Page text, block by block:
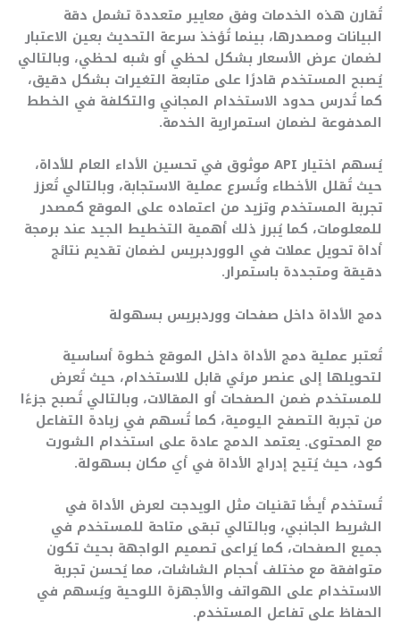
تُقارن هذه الخدمات وفق معايير متعددة تشمل دقة
البيانات ومصدرها، بينما تُؤخذ سرعة التحديث بعين الاعتبار
لضمان عرض الأسعار بشكل لحظي أو شبه لحظي، وبالتالي
يُصبح المستخدم قادرًا على متابعة التغيرات بشكل دقيق،
كما تُدرس حدود الاستخدام المجاني والتكلفة في الخطط
المدفوعة لضمان استمرارية الخدمة.
يُسهم اختيار API موثوق في تحسين الأداء العام للأداة،
حيث تُقلل الأخطاء وتُسرع عملية الاستجابة، وبالتالي تُعزز
تجربة المستخدم وتزيد من اعتماده على الموقع كمصدر
للمعلومات، كما يُبرز ذلك أهمية التخطيط الجيد عند برمجة
أداة تحويل عملات في الووردبريس لضمان تقديم نتائج
دقيقة ومتجددة باستمرار.
دمج الأداة داخل صفحات ووردبريس بسهولة
تُعتبر عملية دمج الأداة داخل الموقع خطوة أساسية
لتحويلها إلى عنصر مرئي قابل للاستخدام، حيث تُعرض
للمستخدم ضمن الصفحات أو المقالات، وبالتالي تُصبح جزءًا
من تجربة التصفح اليومية، كما تُسهم في زيادة التفاعل
مع المحتوى. يعتمد الدمج عادة على استخدام الشورت
كود، حيث يُتيح إدراج الأداة في أي مكان بسهولة.
تُستخدم أيضًا تقنيات مثل الويدجت لعرض الأداة في
الشريط الجانبي، وبالتالي تبقى متاحة للمستخدم في
جميع الصفحات، كما يُراعى تصميم الواجهة بحيث تكون
متوافقة مع مختلف أحجام الشاشات، مما يُحسن تجربة
الاستخدام على الهواتف والأجهزة اللوحية ويُسهم في
الحفاظ على تفاعل المستخدم.